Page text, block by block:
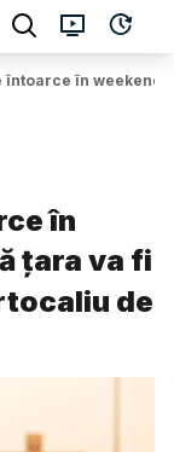
întoarce în
în
țara va fi
de